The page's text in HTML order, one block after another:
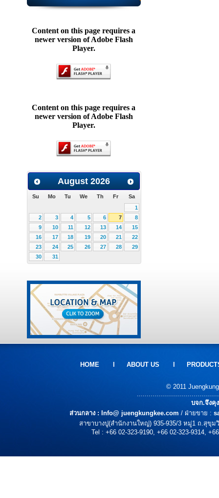
Content on this page requires a
newer version of Adobe Flash
Player.
Content on this page requires a
newer version of Adobe Flash
Player.
August 2026
Su Mo Tu We Th Fr
Sa
1
2
3 4 5 6 7
8
9
10 11 12 13 14
15
16
17 18 19 20 21
22
23
24 25 26 27 28
29
30
31
HOMEl ABOUT US
© 2011
บจก.จึงคุ
ส่วนกลาง : Info@ juengkungkee.com / ฝ่ายขาย :
สาขาบางปู(สำนักงานใหญ่) 935-935/3 หมู่1 ถ.สุขุ
Tel : +66 02-323-9190, +66 02-323-9314,